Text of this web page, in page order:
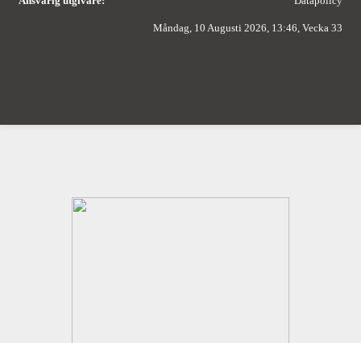
Måndag, 10 Augusti 2026, 13:46, Vecka 33